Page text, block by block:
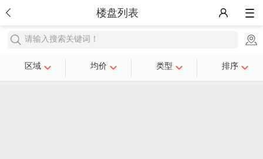
楼盘列表
请输入搜索关键词！
区域 均价 类型 排序